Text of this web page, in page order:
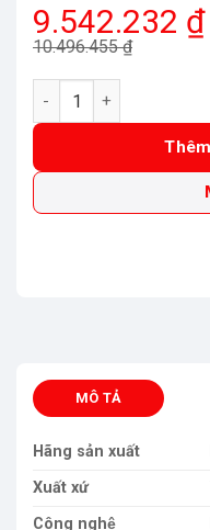
10.496.455₫
Giá
gốc
là:
10.496.455
9.542.232 ₫
Giá
hiện
tại
là:
9.542.232 ₫.
Máy cắt tỉa hàng rào
MÔ TẢ
Hãng sản xuất
Xuất xứ
Công nghệ